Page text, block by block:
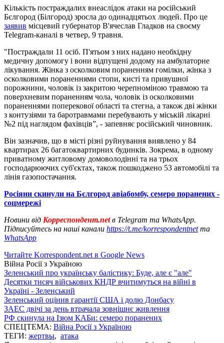
Кількість постраждалих внеаслідок атаки на російський
Бєлгород (Білгород) зросла до одинадцятьох людей. Про це
заявив місцевий губернатор В'ячеслав Гладков на своєму
Telegram-каналі в четвер, 9 травня.
"Постраждали 11 осіб. П'ятьом з них надано необхідну
медичну допомогу і вони відпущені додому на амбулаторне
лікування. Жінка з осколковим пораненням гомілки, жінка з
осколковими пораненнями стопи, кисті та привушної
порожнини, чоловік із закритою черепноміною травмою та
поверхневим пораненням чола, чоловік із осколковими
пораненнями поперекової області та стегна, а також дві жінки
з контузіями та баротравмами перебувають у міській лікарні
№2 під наглядом фахівців”, - запевняє російський чиновник.
Він зазначив, що в місті різні руйнування виявлено у 84
квартирах 26 багатоквартирних будинків. Зокрема, в одному
приватному житловому домоволодінні та на трьох
господарюючих суб'єктах, також пошкоджено 53 автомобілі та
лінія газопостачання.
Росіяни скинули на Бєлгород авіабомбу, семеро поранених -
соцмережі
Новини від Корреспондент.netв Telegram та WhatsApp.
Підписуйтесь на наші канали https://t.me/korrespondentnetта
WhatsApp
Читайте Korrespondent.net в Google News
Війна Росії з Україною
Зеленський про українську балістику: Буде, але є "але"
Десятки тисяч військових КНДР вчитимуться на війні в
Україні - Зеленський
Зеленський оцінив гарантії США і долю Донбасу
ЗАЕС двічі за день втрачала зовнішнє живлення
РФ скинула на Ізюм КАБи: семеро поранених
СПЕЦТЕМА: Війна Росії з Україною
ТЕГИ: жертвы, атака